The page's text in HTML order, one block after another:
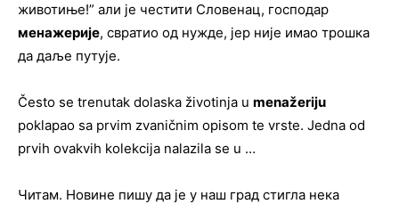
животиње!” али је честити Словенац, господар
менажерије, свратио од нужде, јер није имао трошка
да даље путује.
Često se trenutak dolaska životinja u menažeriju
poklapao sa prvim zvaničnim opisom te vrste. Jedna od
prvih ovakvih kolekcija nalazila se u …
Читам. Новине пишу да је у наш град стигла нека